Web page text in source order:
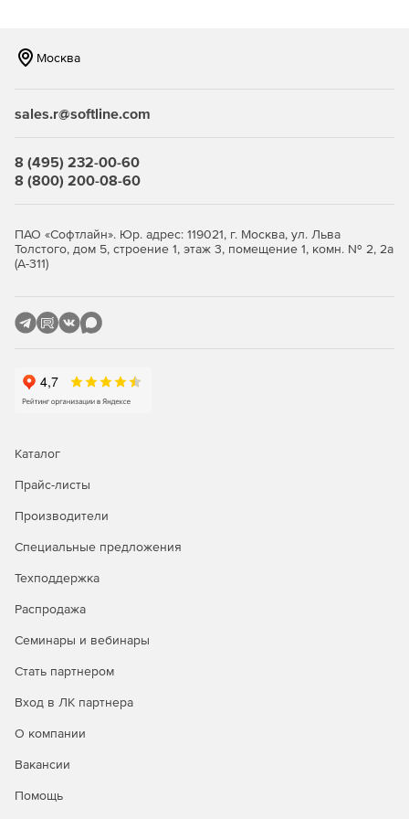
Легко искать по данным журнала
облаке Microsoft Azure
безопасности сети, виртуальные сети, зоны DNS,
виртуальные машины, базы данных и учетные записи
хранения.
Platform
VPC, сетевых службах, гибридных подключениях,
облачных функциях и App Engine.
подробную информацию о событиях, происходящих в
реляционных баз данных (RDS), лямбда-выражениях,
службе маркеров безопасности (STS), эластичном
VPC), Elastic Load Balancer (ELB) и Simple Storage Service
Проактивный мониторинг своей среды Salesforce
Мгновенные оповещения помогают отслеживать
время как предопределенные отчеты помогают быстро
расследовать действия пользователей, отслеживая, кто,
Москва
sales.r@softline.com
8 (495) 232-00-60
8 (800) 200-08-60
ПАО «Софтлайн». Юр. адрес: 119021, г. Москва, ул. Льва
Толстого, дом 5, строение 1, этаж 3, помещение 1, комн. № 2, 2а
(А-311)
Каталог
Прайс-листы
Производители
Специальные предложения
Техподдержка
Распродажа
Семинары и вебинары
Стать партнером
Вход в ЛК партнера
О компании
Вакансии
Помощь